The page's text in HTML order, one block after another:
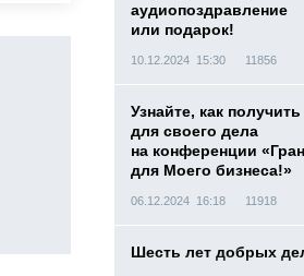
аудиопоздравление
или подарок!
10.12.2024 15:30 11856
Узнайте, как получить
для своего дела
на конференции
для Моего бизнеса!»
06.12.2024 16:18 11918
Шесть лет добрых